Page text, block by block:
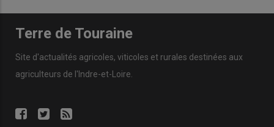
Terre de Touraine
Site d'actualités agricoles, viticoles et rurales destinées aux
agriculteurs de l'Indre-et-Loire.